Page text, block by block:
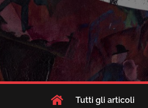
Tutti gli articoli